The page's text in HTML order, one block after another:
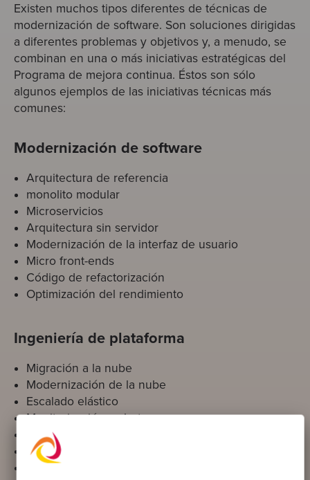
Existen muchos tipos diferentes de técnicas de
modernización de software. Son soluciones dirigidas
a diferentes problemas y objetivos y, a menudo, se
combinan en una o más iniciativas estratégicas del
Programa de mejora continua. Éstos son sólo
algunos ejemplos de las iniciativas técnicas más
comunes:
Modernización de software
Arquitectura de referencia
monolito modular
Microservicios
Arquitectura sin servidor
Modernización de la interfaz de usuario
Micro front-ends
Código de refactorización
Optimización del rendimiento
Ingeniería de plataforma
Migración a la nube
Modernización de la nube
Escalado elástico
Monitorización y alertas
Seguridad y rendimiento
Infraestructura como código
Gestión de riesgos